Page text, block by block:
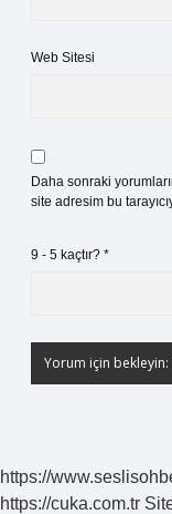
Web Sitesi
Daha sonraki
site adresim bu
9 - 5 kaçtır? *
https://
https://cuka.com.tr